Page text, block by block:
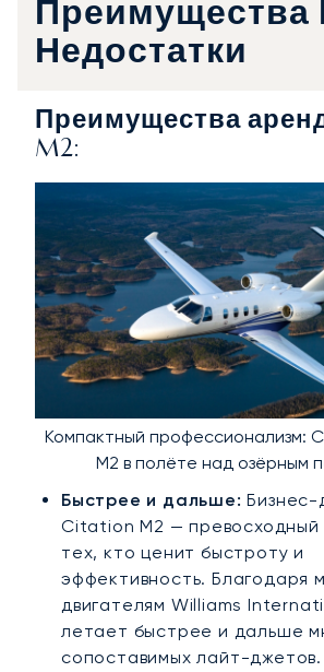
Преимущества
Недостатки
Преимущества
M2:
Компактный профессионализм:
M2 в полёте над озёрным
Быстрее и дальше: Бизнес-
Citation M2 — превосходный
тех, кто ценит быстроту и
эффективность. Благодаря
двигателям Williams
летает быстрее и дальше
сопоставимых лайт-джетов.